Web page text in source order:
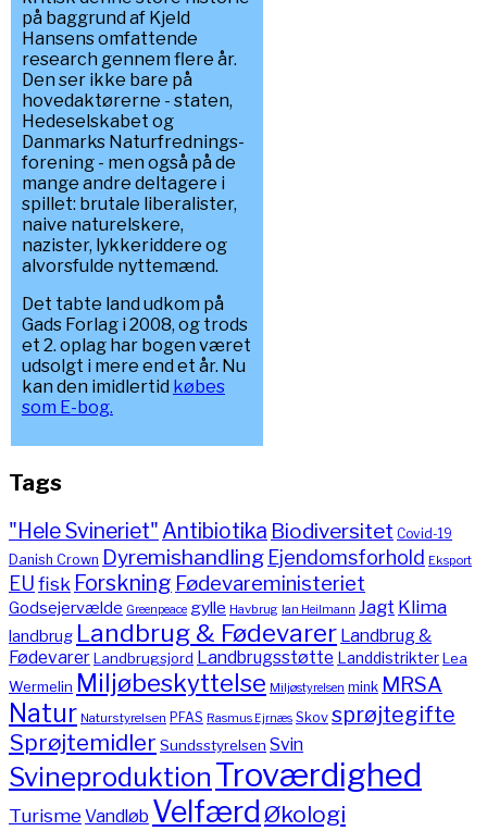
på baggrund af Kjeld
Hansens omfattende
research gennem flere år.
Den ser ikke bare på
hovedaktørerne - staten,
Hedeselskabet og
Danmarks Naturfrednings-
forening - men også på de
mange andre deltagere i
spillet: brutale liberalister,
naive naturelskere,
nazister, lykkeriddere og
alvorsfulde nyttemænd.
Det tabte land udkom på
Gads Forlag i 2008, og trods
et 2. oplag har bogen været
udsolgt i mere end et år. Nu
kan den imidlertid købes
som E-bog.
Tags
"Hele Svineriet" Antibiotika Biodiversitet Covid-19
Danish Crown Dyremishandling Ejendomsforhold Eksport
EUfisk Forskning Fødevareministeriet
Godsejervælde Greenpeace gylle Havbrug Ian Heilmann Jagt Klima
landbrug Landbrug & Fødevarer Landbrug &
FødevarerLandbrugsjord Landbrugsstøtte LanddistrikterLea
Wermelin Miljøbeskyttelse Miljøstyrelsen mink MRSA
Natur Naturstyrelsen PFAS Rasmus Ejrnæs Skov sprøjtegifte
Sprøjtemidler Sundsstyrelsen Svin
Svineproduktion Troværdighed
TurismeVandløb Velfærd Økologi